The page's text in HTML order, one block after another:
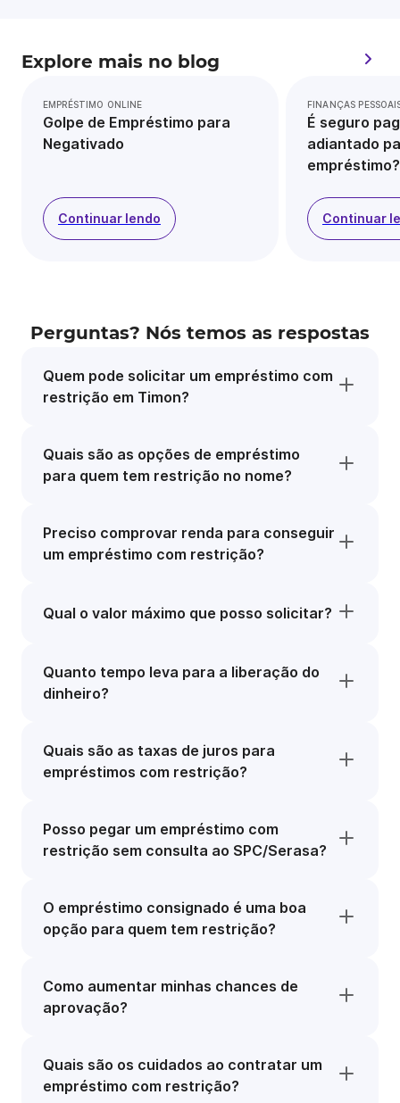
Explore mais no blog
EMPRÉSTIMO ONLINE
Golpe de Empréstimo para
Negativado
Continuar lendo
FINANÇAS
É seguro
adiantado
empréstimo?
Continuar
Perguntas? Nós temos as respostas
Quem pode solicitar um empréstimo com
restrição em Timon?
Quais são as opções de empréstimo
para quem tem restrição no nome?
Preciso comprovar renda para conseguir
um empréstimo com restrição?
Qual o valor máximo que posso solicitar?
Quanto tempo leva para a liberação do
dinheiro?
Quais são as taxas de juros para
empréstimos com restrição?
Posso pegar um empréstimo com
restrição sem consulta ao SPC/Serasa?
O empréstimo consignado é uma boa
opção para quem tem restrição?
Como aumentar minhas chances de
aprovação?
Quais são os cuidados ao contratar um
empréstimo com restrição?